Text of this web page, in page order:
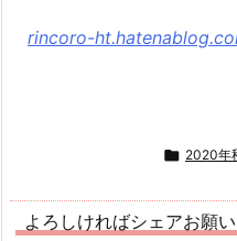
rincoro-
 2020年
よろしければシェアお願